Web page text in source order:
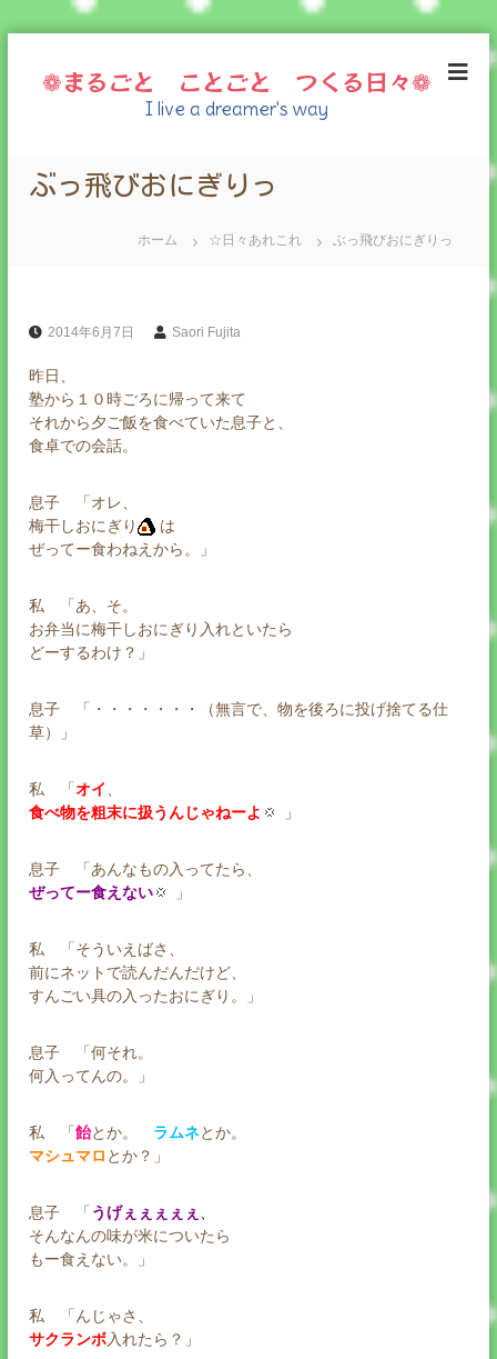
❁まるごと ことごと つくる日々❁
I live a dreamer's way
ぶっ飛びおにぎりっ
ホーム ☆日々あれこれ ぶっ飛びおにぎりっ
2014年6月7日 Saori Fujita
昨日、
塾から１０時ごろに帰って来て
それから夕ご飯を食べていた息子と、
食卓での会話。
息子 「オレ、
梅干しおにぎり
は
ぜってー食わねえから。」
私 「あ、そ。
お弁当に梅干しおにぎり入れといたら
どーするわけ？」
息子 「・・・・・・・（無言で、物を後ろに投げ捨てる仕
草）」
私 「オイ
食べ物を粗末に扱うんじゃねーよ
」
息子 「あんなもの入ってたら、
ぜってー食えない
」
私 「そういえばさ、
前にネットで読んだんだけど、
すんごい具の入ったおにぎり。」
息子 「何それ。
何入ってんの。」
私 「飴とか。 ラムネとか。
マシュマロ とか？」
息子 「 うげぇぇぇぇぇ
そんなんの味が米についたら
もー食えない。」
私 「んじゃさ、
サクランボ入れたら？」